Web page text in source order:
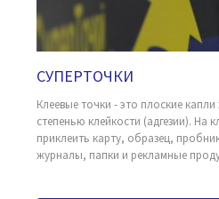
СУПЕРТОЧКИ
Клеевые точки - это плоские
степенью клейкости (адгезии). На
приклеить карту, образец,
журналы, папки и рекламные